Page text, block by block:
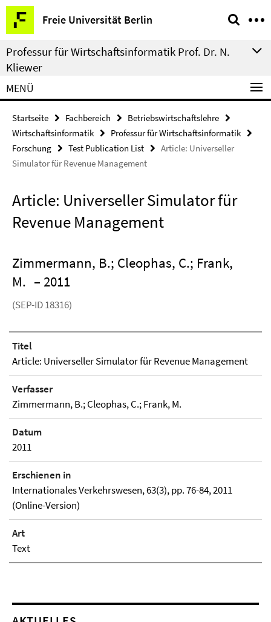
Springe
direkt
zu
Inhalt
Freie Universität Berlin
Service-
Navigation
Professur für Wirtschaftsinformatik Prof. Dr. N.
Kliewer
MENÜ
Startseite Fachbereich
Betriebswirtschaftslehre
Wirtschaftsinformatik
Professur für Wirtschaftsinformatik
Forschung
Test Publication List
Article: Universeller
Simulator für Revenue Management
Article: Universeller Simulator für
Revenue Management
Zimmermann, B.; Cleophas, C.; Frank,
M. – 2011
(SEP-ID 18316)
Titel
Article: Universeller Simulator für Revenue Management
Verfasser
Zimmermann, B.; Cleophas, C.; Frank, M.
Datum
2011
Erschienen in
Internationales Verkehrswesen, 63(3), pp. 76-84, 2011
(Online-Version)
Art
Text